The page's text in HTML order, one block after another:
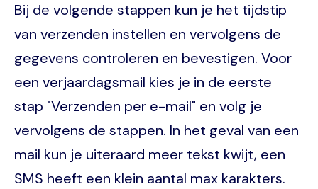
Bij de volgende stappen kun je het tijdstip
van verzenden instellen en vervolgens de
gegevens controleren en bevestigen. Voor
een verjaardagsmail kies je in de eerste
stap "Verzenden per e-mail" en volg je
vervolgens de stappen. In het geval van een
mail kun je uiteraard meer tekst kwijt, een
SMS heeft een klein aantal max karakters.